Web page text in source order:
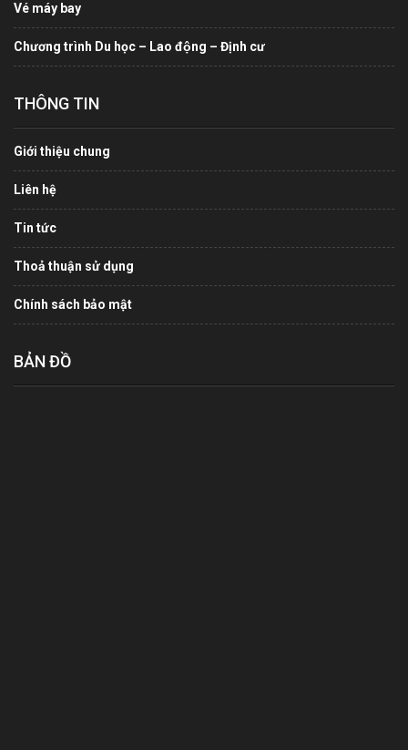
Vé máy bay
Chương trình Du học – Lao động – Định cư
THÔNG TIN
Giới thiệu chung
Liên hệ
Tin tức
Thoả thuận sử dụng
Chính sách bảo mật
BẢN ĐỒ